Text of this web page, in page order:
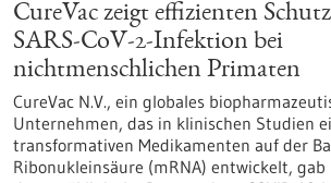
CureVac zeigt effizienten
SARS-CoV-2-Infektion bei
nichtmenschlichen Primaten
CureVac N.V., ein globales
Unternehmen, das in klinischen Studien
transformativen Medikamenten auf der
Ribonukleinsäure (mRNA) entwickelt,